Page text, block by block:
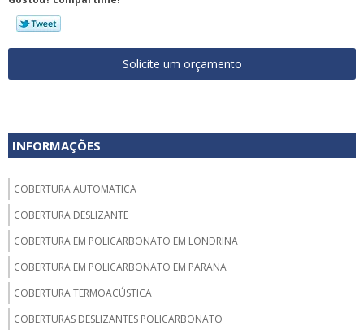
Solicite um orçamento
INFORMAÇÕES
COBERTURA AUTOMATICA
COBERTURA DESLIZANTE
COBERTURA EM POLICARBONATO EM LONDRINA
COBERTURA EM POLICARBONATO EM PARANA
COBERTURA TERMOACÚSTICA
COBERTURAS DESLIZANTES POLICARBONATO